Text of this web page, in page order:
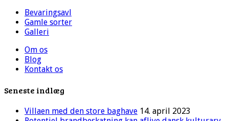
Bevaringsavl
Gamle sorter
Galleri
Om os
Blog
Kontakt os
Seneste indlæg
Villaen med den store baghave 14. april 2023